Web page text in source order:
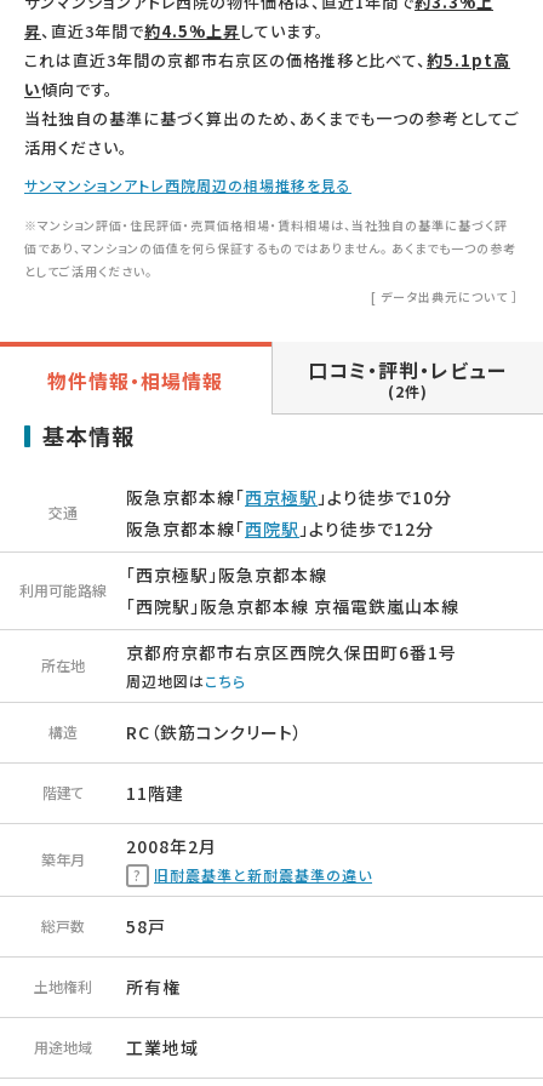
昇、直近3年間で約4.5%上昇しています。
これは直近3年間の京都市右京区の価格推移と比べて、約5.1pt高
い傾向です。
当社独自の基準に基づく算出のため、あくまでも一つの参考としてご
活用ください。
サンマンションアトレ西院周辺の相場推移を見る
※マンション評価・住民評価・売買価格相場・賃料相場は、当社独自の基準に基づく評
価であり、マンションの価値を何ら保証するものではありません。 あくまでも一つの参考
としてご活用ください。
[ データ出典元について ］
物件情報・相場情報 口コミ・評判・レビュー
(2件)
基本情報
交通
阪急京都本線「西京極駅」より徒歩で10分
阪急京都本線「西院駅」より徒歩で12分
利用可能路線
「西京極駅」阪急京都本線
「西院駅」阪急京都本線 京福電鉄嵐山本線
所在地
京都府京都市右京区西院久保田町6番1号
周辺地図はこちら
構造 RC（鉄筋コンクリート）
階建て 11階建
築年月
2008年2月
旧耐震基準と新耐震基準の違い
総戸数 58戸
土地権利 所有権
用途地域 工業地域